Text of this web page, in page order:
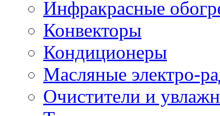
Инфракрасные
Конвекторы
Кондиционеры
Масляные электро-
Очистители и